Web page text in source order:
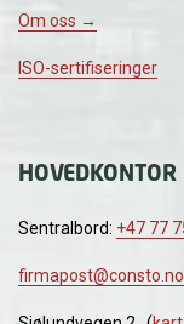
Om oss →
ISO-sertifiseringer
HOVEDKONTOR
Sentralbord: +47 77
firmapost@consto.no